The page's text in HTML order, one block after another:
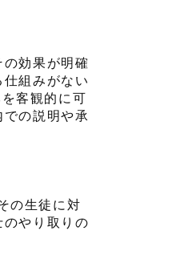
効果が明確
組みがない
客観的に可
での説明や承
の生徒に対
のやり取りの